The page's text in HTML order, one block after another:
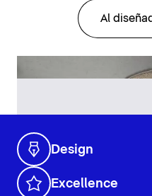
Al
Design
Excellence